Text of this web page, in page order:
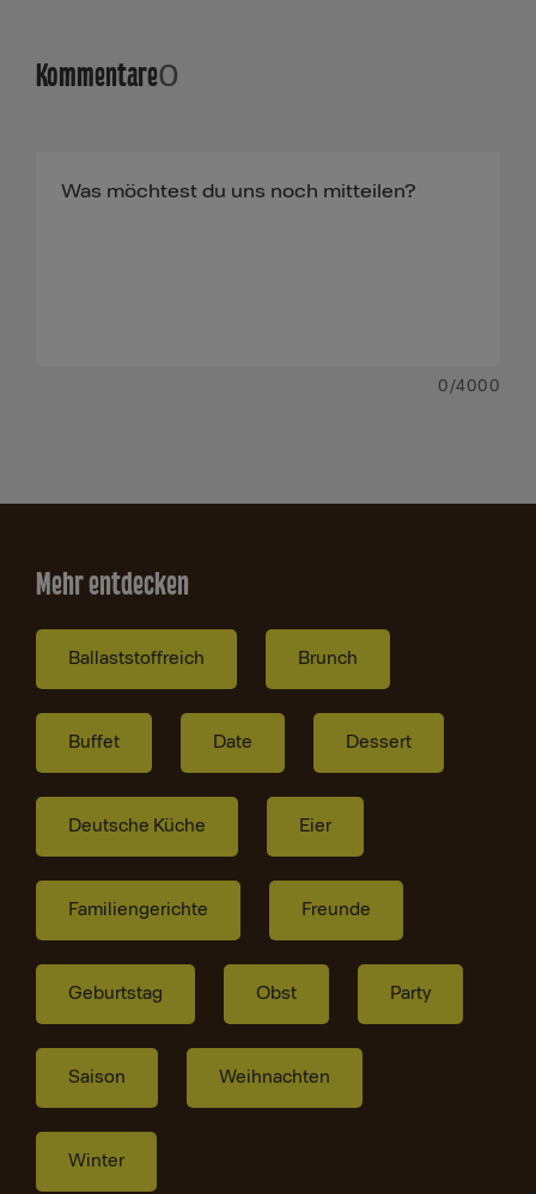
Kommentare0
0 /4000
Mehr entdecken
Ballaststoffreich Brunch
Buffet Date Dessert
Deutsche Küche Eier
Familiengerichte Freunde
Geburtstag Obst Party
Saison Weihnachten
Winter